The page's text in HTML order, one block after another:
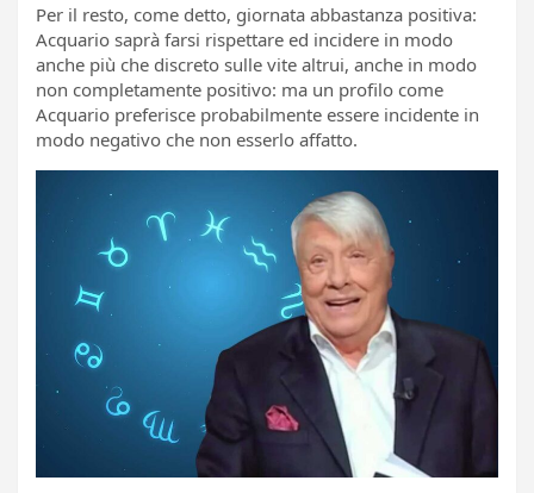
Per il resto, come detto, giornata abbastanza positiva:
Acquario saprà farsi rispettare ed incidere in modo
anche più che discreto sulle vite altrui, anche in modo
non completamente positivo: ma un profilo come
Acquario preferisce probabilmente essere incidente in
modo negativo che non esserlo affatto.